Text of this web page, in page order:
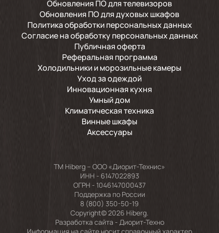
Обновления ПО для телевизоров
Обновления ПО для духовых шкафов
Политика обработки персональных данных
Согласие на обработку персональных данных
Публичная оферта
Реферальная программа
Холодильники и морозильные камеры
Уход за одеждой
Инновационная кухня
Умный дом
Климатическая техника
Винные шкафы
Аксессуары
TM Hiberg – ООО «Диорит-Технис»
ИНН - 6147022893
ОГРН - 1046147000437
Поддержка по России
8 (800) 350-50-19
Copyright© 2026 Hiberg.
Разработка сайта - Диорит-Техно